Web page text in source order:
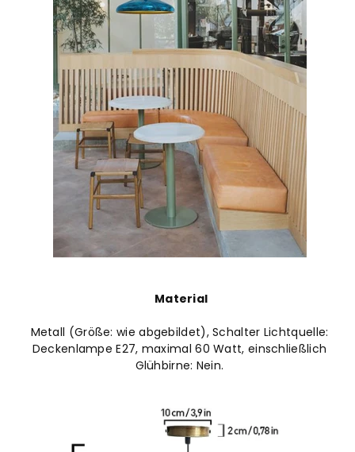
Material
Metall (Größe: wie abgebildet), Schalter Lichtquelle:
Deckenlampe E27, maximal 60 Watt, einschließlich
Glühbirne: Nein.